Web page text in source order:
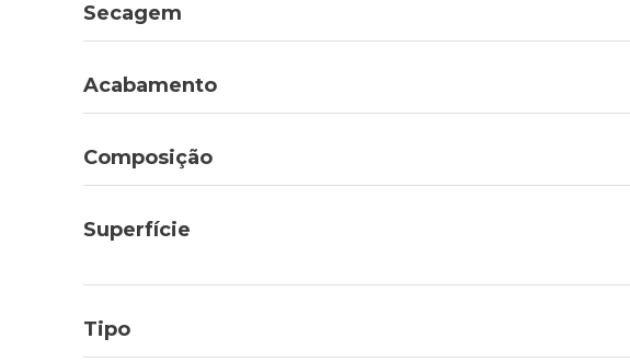
Secagem
Acabamento
Composição
Superfície
Tipo